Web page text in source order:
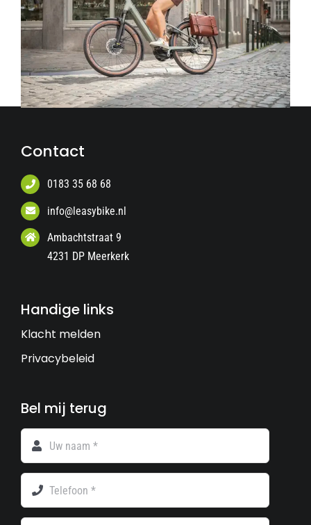
Contact
0183 35 68 68
info@leasybike.nl
Ambachtstraat 9
4231 DP Meerkerk
Handige links
Klacht melden
Privacybeleid
Bel mij terug